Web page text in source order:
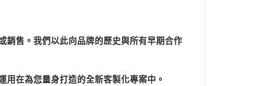
銷售。我們以此向品牌的歷史與所有早期合作
在為您量身打造的全新客製化專案中。